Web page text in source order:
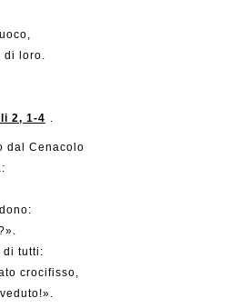
di loro.
2, 1-4 .
dal Cenacolo
di tutti:
crocifisso,